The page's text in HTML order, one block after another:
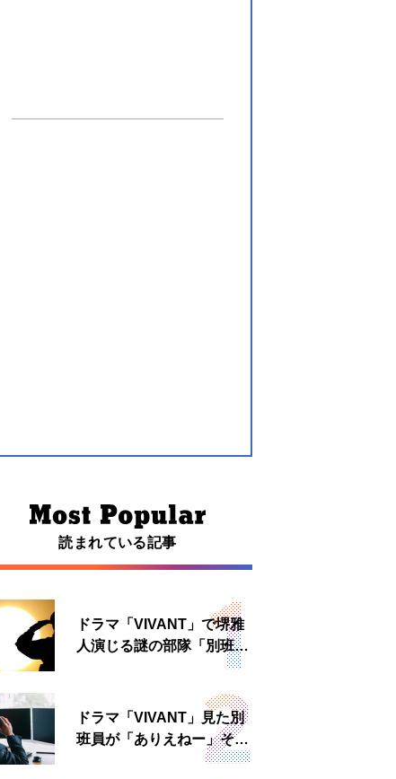
読まれている記事
ドラマ「VIVANT」で堺雅
人演じる謎の部隊「別班」
は実在する？内情知る人物
ドラマ「VIVANT」見た別
班員が「ありえねー」その
理由とは 非公然組織ゆえ